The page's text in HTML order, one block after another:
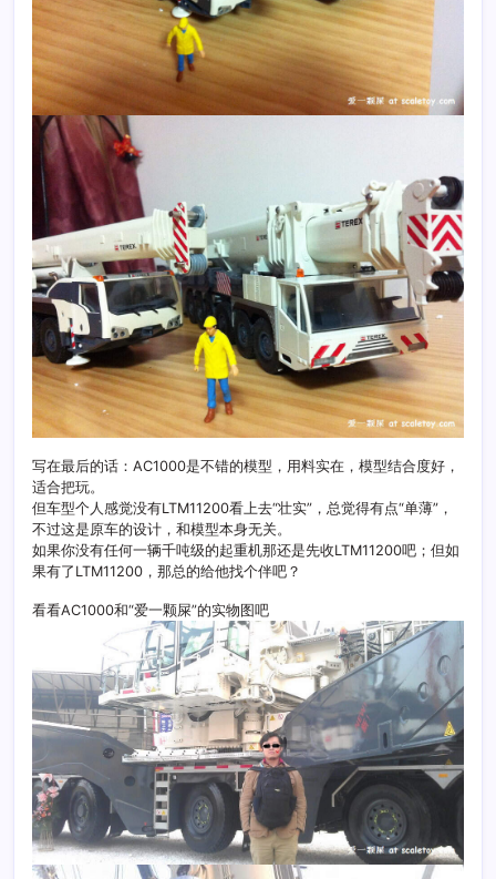
写在最后的话：AC1000是不错的模型，用料实在，模型结合度好，
适合把玩。
但车型个人感觉没有LTM11200看上去“壮实”，总觉得有点“单薄”，
不过这是原车的设计，和模型本身无关。
如果你没有任何一辆千吨级的起重机那还是先收LTM11200吧；但如
果有了LTM11200，那总的给他找个伴吧？
看看AC1000和“爱一颗屎”的实物图吧